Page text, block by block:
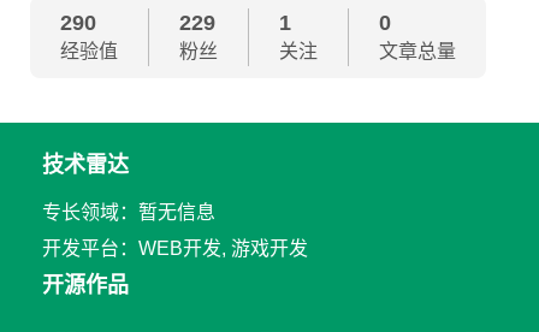
290
经验值
229
粉丝
1
关注
0
文章总量
技术雷达
专长领域：暂无信息
开发平台：WEB开发, 游戏开发
开源作品